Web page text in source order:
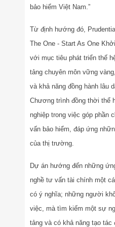
bảo hiểm Việt Nam.”
Từ định hướng đó,
The One - Start As One
với mục tiêu phát triển thế
tảng chuyên môn vững
và khả năng đồng hành lâu
Chương trình đồng thời thể
nghiệp trong việc góp phần
vấn bảo hiểm, đáp ứng
của thị trường.
Dự án hướng đến những
nghề tư vấn tài chính một
có ý nghĩa; những người
việc, mà tìm kiếm một sự
tảng và có khả năng tạo